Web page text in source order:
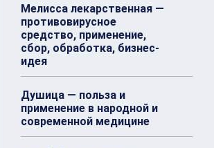
Мелисса лекарственная —
противовирусное
средство, применение,
сбор, обработка, бизнес-
идея
Душица — польза и
применение в народной и
современной медицине